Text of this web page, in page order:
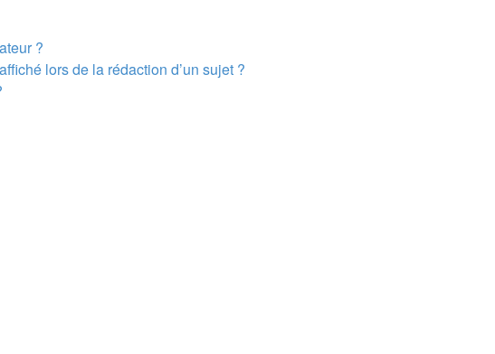
?
lors de la rédaction d’un sujet ?